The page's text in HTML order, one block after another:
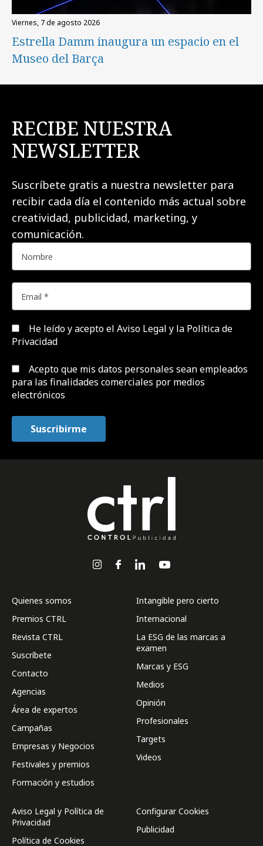
viernes, 7 de agosto 2026
Estrella Damm inaugura un espacio en el
Museo del Barça
RECIBE NUESTRA
NEWSLETTER
Suscríbete gratis a nuestra newsletter para
recibir cada día el contenido más actual sobre
creatividad, publicidad, marketing, y
comunicación.
He leído y acepto el Aviso Legal y la Política de
Privacidad
Acepto que mis datos personales sean empleados
para las finalidades comerciales por medios
electrónicos
Quienes somos
Premios CTRL
Revista CTRL
Suscríbete
Contacto
Agencias
Área de expertos
Campañas
Empresas y Negocios
Festivales y premios
Formación y estudios
Intangible pero cierto
Internacional
La ESG de las marcas a
examen
Marcas y ESG
Medios
Opinión
Profesionales
Targets
Videos
Aviso Legal y Política de
Privacidad
Política de Cookies
Configurar Cookies
Publicidad